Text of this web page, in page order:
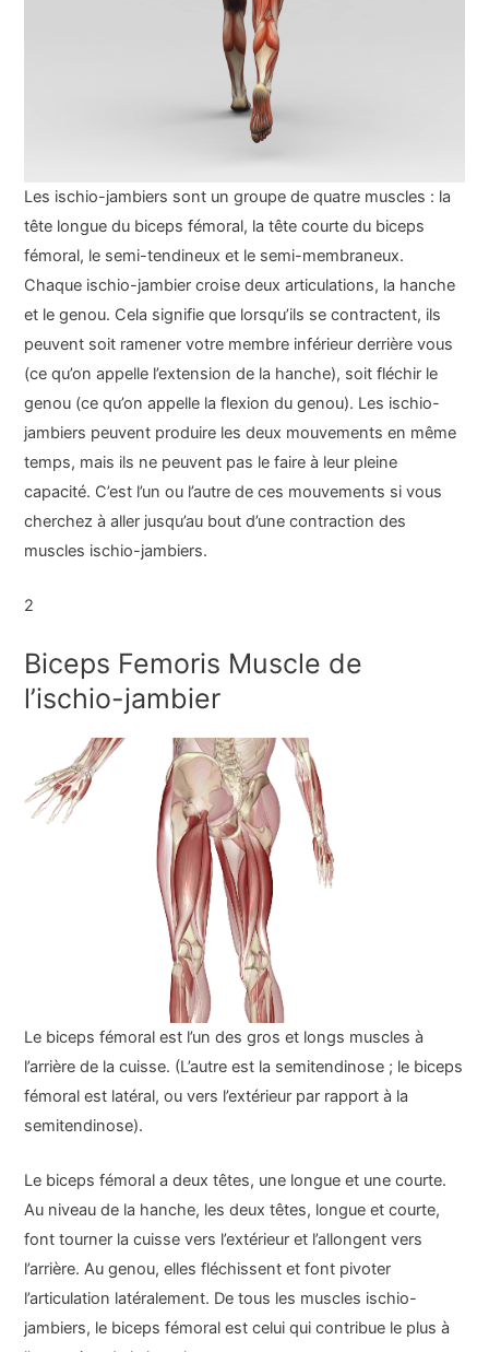
Les ischio-jambiers sont un groupe de quatre muscles : la
tête longue du biceps fémoral, la tête courte du biceps
fémoral, le semi-tendineux et le semi-membraneux.
Chaque ischio-jambier croise deux articulations, la hanche
et le genou. Cela signifie que lorsqu’ils se contractent, ils
peuvent soit ramener votre membre inférieur derrière vous
(ce qu’on appelle l’extension de la hanche), soit fléchir le
genou (ce qu’on appelle la flexion du genou). Les ischio-
jambiers peuvent produire les deux mouvements en même
temps, mais ils ne peuvent pas le faire à leur pleine
capacité. C’est l’un ou l’autre de ces mouvements si vous
cherchez à aller jusqu’au bout d’une contraction des
muscles ischio-jambiers.
2
Biceps Femoris Muscle de
l’ischio-jambier
Le biceps fémoral est l’un des gros et longs muscles à
l’arrière de la cuisse. (L’autre est la semitendinose ; le biceps
fémoral est latéral, ou vers l’extérieur par rapport à la
semitendinose).
Le biceps fémoral a deux têtes, une longue et une courte.
Au niveau de la hanche, les deux têtes, longue et courte,
font tourner la cuisse vers l’extérieur et l’allongent vers
l’arrière. Au genou, elles fléchissent et font pivoter
l’articulation latéralement. De tous les muscles ischio-
jambiers, le biceps fémoral est celui qui contribue le plus à